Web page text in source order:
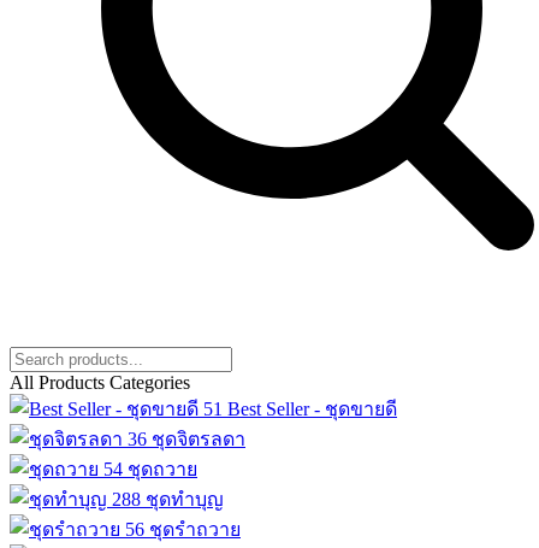
All Products Categories
51 Best Seller - ชุดขายดี
36 ชุดจิตรลดา
54 ชุดถวาย
288 ชุดทำบุญ
56 ชุดรำถวาย